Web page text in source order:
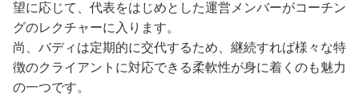
望に応じて、代表をはじめとした運営メンバーがコーチン
グのレクチャーに入ります。
尚、バディは定期的に交代するため、継続すれば様々な特
徴のクライアントに対応できる柔軟性が身に着くのも魅力
の一つです。